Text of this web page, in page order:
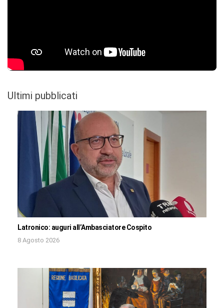
Ultimi pubblicati
Latronico: auguri all’Ambasciatore Cospito
8 Agosto 2026